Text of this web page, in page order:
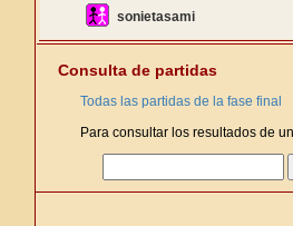
sonietasami
Consulta de partidas
Todas las partidas de la fase final
Para consultar los resultados de